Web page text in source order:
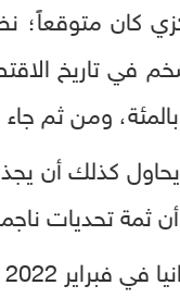
في تاريخ
كذلك أن
تحديات
10 بالمئة أي 1000 نقطة أساس.